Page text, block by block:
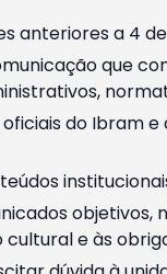
a 4
que
do Ibram
e às